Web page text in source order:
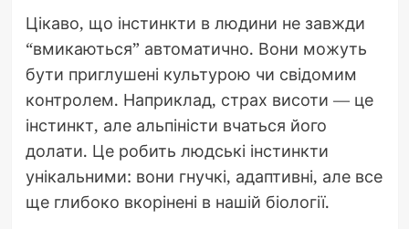
Цікаво, що інстинкти в людини не завжди
“вмикаються” автоматично. Вони можуть
бути приглушені культурою чи свідомим
контролем. Наприклад, страх висоти — це
інстинкт, але альпіністи вчаться його
долати. Це робить людські інстинкти
унікальними: вони гнучкі, адаптивні, але все
ще глибоко вкорінені в нашій біології.